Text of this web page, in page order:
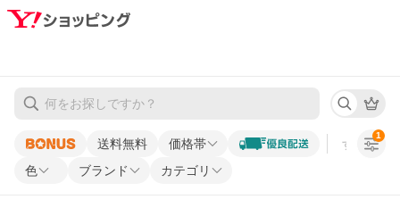
送料無料 価格帯 すべての条
色 ブランド カテゴリ
1